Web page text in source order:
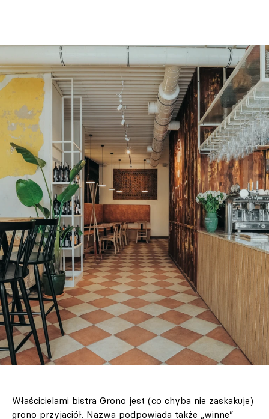
Właścicielami bistra Grono jest (co chyba nie zaskakuje)
grono przyjaciół. Nazwa podpowiada także „winne”